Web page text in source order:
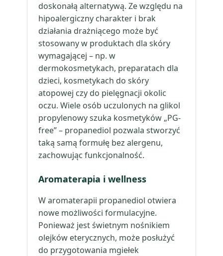
doskonałą alternatywą. Ze względu na
hipoalergiczny charakter i brak
działania drażniącego może być
stosowany w produktach dla skóry
wymagającej – np. w
dermokosmetykach, preparatach dla
dzieci, kosmetykach do skóry
atopowej czy do pielęgnacji okolic
oczu. Wiele osób uczulonych na glikol
propylenowy szuka kosmetyków „PG-
free” – propanediol pozwala stworzyć
taką samą formułę bez alergenu,
zachowując funkcjonalność.
Aromaterapia i wellness
W aromaterapii propanediol otwiera
nowe możliwości formulacyjne.
Ponieważ jest świetnym nośnikiem
olejków eterycznych, może posłużyć
do przygotowania mgiełek